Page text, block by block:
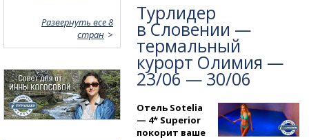
Турлидер
в Словении —
термальный
курорт Олимия —
23/06 — 30/06
Отель Sotelia
— 4* Superior
покорит ваше
Развернуть все 8
стран